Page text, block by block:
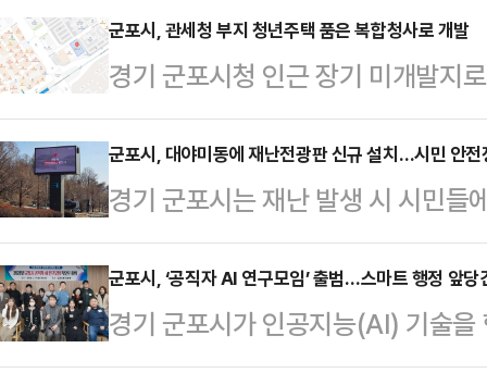
군포시, 관세청 부지 청년주택 품은 복합청사로 개발
경기 군포시청 인근 장기 미개발지
년주택이 결합된 복합공간으로 새
번지 일원 기획재정부 소유 관세청
시했다고 밝혔다.이번 결정은 미활
를 효율적으로 활용하고, 청년 주거
기 위한 것이다.해당 부지는 산본신
돼 있었으나, 수십 년간 개발이 이
군포시, 대야미동에 재난전광판 신규 설치…시민 안전
경기 군포시는 재난 발생 시 시민들
해 대야미동 도장터널 인근에 재난
본격 운영에 들어갔다고 밝혔다.이
미터, 세로 3.25미터 규모의 양면
군포시, ‘공직자 AI 연구모임’ 출범…스마트 행정 앞당
경기 군포시가 인공지능(AI) 기술